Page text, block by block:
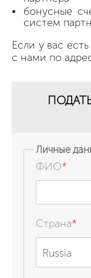
бонусные
систем
Если у вас
с нами по
Личные
ФИО*
Страна*
Russia